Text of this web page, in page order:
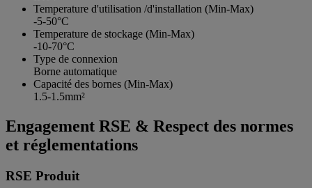
Temperature d'utilisation /d'installation (Min-Max)
-5-50°C
Temperature de stockage (Min-Max)
-10-70°C
Type de connexion
Borne automatique
Capacité des bornes (Min-Max)
1.5-1.5mm²
Engagement RSE & Respect des normes
et réglementations
RSE Produit